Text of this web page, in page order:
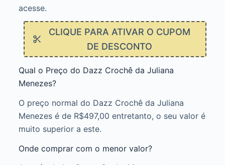
acesse.
CLIQUE PARA ATIVAR O CUPOM
DE DESCONTO
Qual o Preço do Dazz Crochê da Juliana
Menezes?
O preço normal do Dazz Crochê da Juliana
Menezes é de R$497,00 entretanto, o seu valor é
muito superior a este.
Onde comprar com o menor valor?